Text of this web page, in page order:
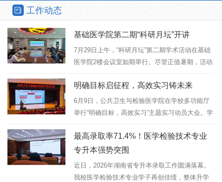
工作动态
基础医学院第二期“科研月坛”开讲
7月29日上午，“科研月坛”第二期学术活动在基础
医学院2楼会议室如期举行。尽管正值暑期，活动
加，现场学术氛围浓厚。本期活动邀请学校重点
实验室“科研新锐”江婷老师...
明确目标启征程，高效实习铸未来
6月9日，公共卫生与检验医学院在学校多功能厅
举行“明确目标，高效实习”主题实习动员大会。学
芳、副院长欧阳方丹（主持人）、实习就业专干
汤凯翔、医学检验技术专业...
最高录取率71.4%！医学检验技术专业
专升本强势突围
近日，2026年湖南省专升本录取工作圆满落幕。
我校医学检验技术专业学子再创佳绩，整体升学